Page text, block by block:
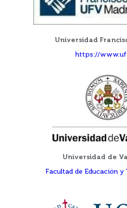
Universidad
https://
Universidad de
Facultad de Educación y